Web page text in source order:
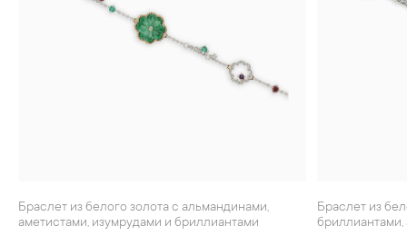
БРАСЛЕТЫ
ИНТЕРЬЕР
АКСЕССУАРЫ И
Браслет из белого золота с альмандинами,
аметистами, изумрудами и бриллиантами
Браслет из белого золота с изумрудами,